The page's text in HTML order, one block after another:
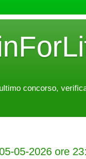
concorso,
05-2026 ore